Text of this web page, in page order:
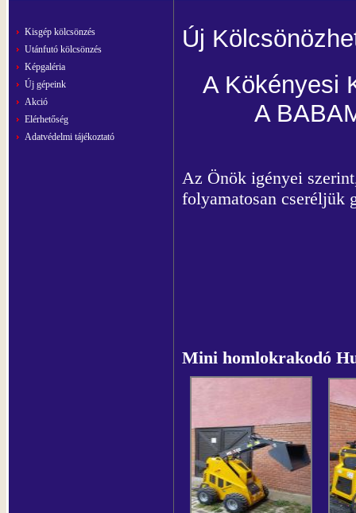
Kisgép kölcsönzés
Utánfutó kölcsönzés
Képgaléria
Új gépeink
Akció
Elérhetőség
Adatvédelmi tájékoztató
Új
A Kökényesi
A
Az Önök igényei
folyamatosan cseréljük
Mini homlokrakodó